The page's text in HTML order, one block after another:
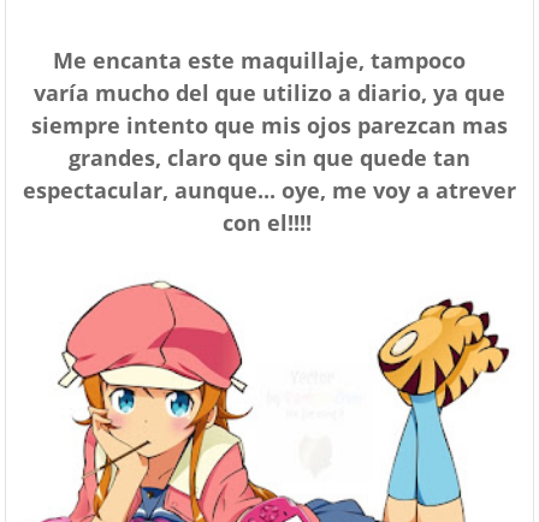
Me encanta este maquillaje, tampoco
varía mucho del que utilizo a diario, ya que
siempre intento que mis ojos parezcan mas
grandes, claro que sin que quede tan
espectacular, aunque... oye, me voy a atrever
con el!!!!